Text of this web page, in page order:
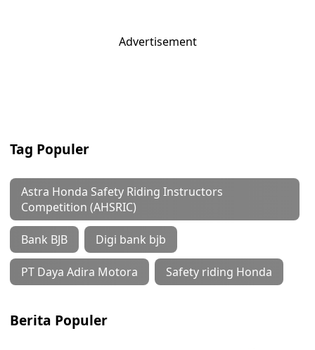
Advertisement
Tag Populer
Astra Honda Safety Riding Instructors
Competition (AHSRIC)
Bank BJB Digi bank bjb
PT Daya Adira Motora Safety riding Honda
Berita Populer